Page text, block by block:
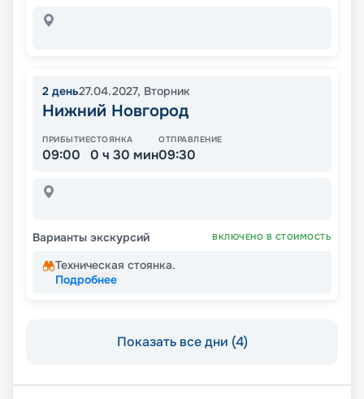
2 день27.04.2027, Вторник
Нижний Новгород
ПРИБЫТИЕ
09:00
СТОЯНКА
0 ч 30 мин
ОТПРАВЛЕНИЕ
09:30
Варианты экскурсий ВКЛЮЧЕНО В СТОИМОСТЬ
Техническая стоянка.
Подробнее
Показать все дни (4)